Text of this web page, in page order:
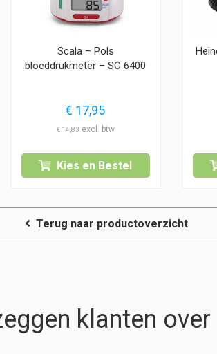
Scala – Pols
bloeddrukmeter – SC 6400
€ 17,95
€14,83
Kies en Bestel
Terug naar productoverzicht
klanten